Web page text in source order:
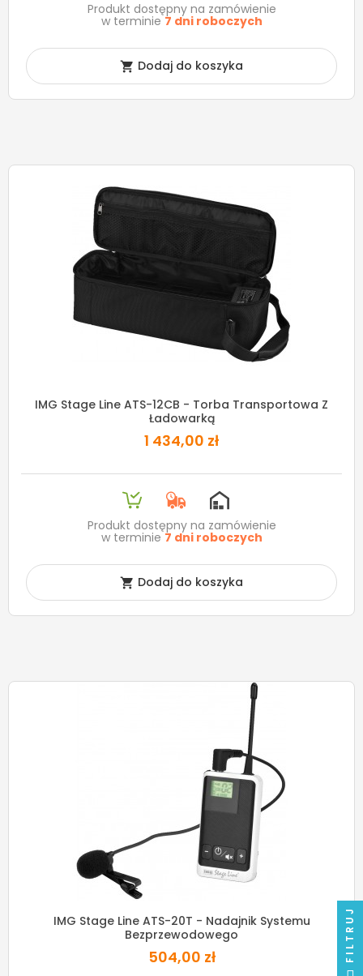
Produkt dostępny na zamówienie
w terminie 7 dni roboczych
 Dodaj do koszyka
IMG Stage Line ATS-12CB - Torba Transportowa Z
Ładowarką
1 434,00 zł
Produkt dostępny na zamówienie
w terminie 7 dni roboczych
 Dodaj do koszyka
IMG Stage Line ATS-20T - Nadajnik Systemu
Bezprzewodowego
504,00 zł FILTRUJ